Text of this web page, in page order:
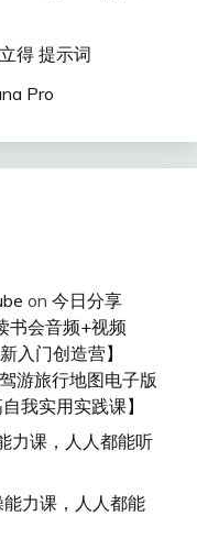
得 提示词
Pro
on 今日分享
书会音频+视频
入门创造营】
游旅行地图电子版
我实用实践课】
力课，人人都能听
力课，人人都能